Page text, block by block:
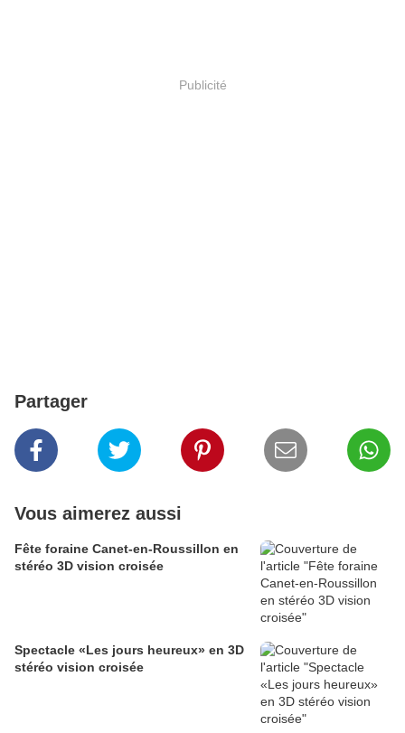
Publicité
Partager
Vous aimerez aussi
Fête foraine Canet-en-Roussillon en
stéréo 3D vision croisée
Spectacle «Les jours heureux» en 3D
stéréo vision croisée